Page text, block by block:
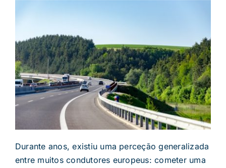
Durante anos, existiu uma perceção generalizada
entre muitos condutores europeus: cometer uma